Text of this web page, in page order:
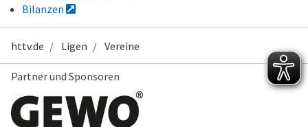
Bilanzen
httv.de Ligen Vereine
Partner und Sponsoren